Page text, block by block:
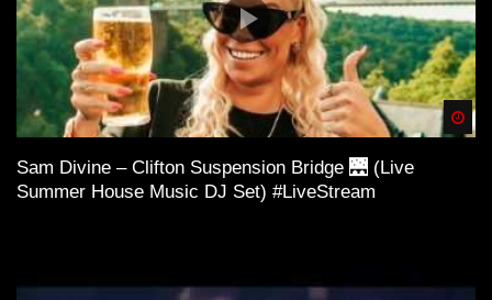
Sam Divine – Clifton Suspension Bridge 🌉 (Live
Summer House Music DJ Set) #LiveStream